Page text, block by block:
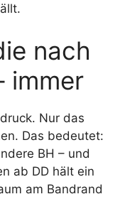
nach
immer
Nur das
Das bedeutet:
BH – und
ab DD hält ein
am Bandrand